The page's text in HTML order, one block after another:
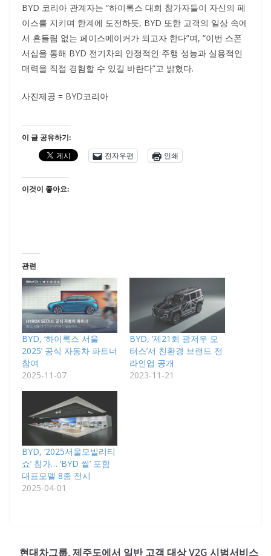
BYD 코리아 관계자는 “하이록스 대회 참가자들이 자신의 페
이스를 지키며 한계에 도전하듯, BYD 또한 고객의 일상 속에
서 흔들림 없는 페이스메이커가 되고자 한다”며, “이번 스폰
서십을 통해 BYD 전기차의 안정적인 주행 성능과 실용적인
매력을 직접 경험할 수 있길 바란다”고 밝혔다.
사진제공 = BYD코리아
이 글 공유하기:
전자우편
인쇄
이것이 좋아요:
관련
BYD, ‘하이록스 서울
2025’ 공식 자동차 파트너
참여
2025-11-07
BYD, ‘제21회 광저우 모
터스’서 친환경 브랜드 전
라인업 공개
2023-11-21
BYD, ‘2025서울모빌리티
쇼’ 참가… ‘BYD 씰’ 포함
대표모델 8종 전시
2025-04-01
현대차그룹, 제주도에서 일반 고객 대상 V2G 시범서비스